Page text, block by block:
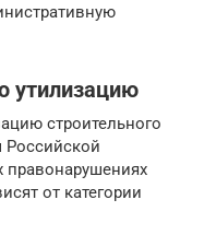
утилизацию
строительного
Российской
от категории